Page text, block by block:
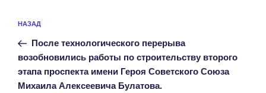
по
записям
Предыдущая
запись:
НАЗАД
После технологического перерыва
возобновились работы по строительству второго
этапа проспекта имени Героя Советского Союза
Михаила Алексеевича Булатова.